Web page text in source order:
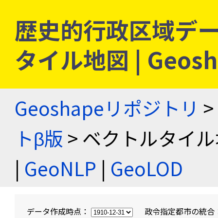
歴史的行政区域デ
タイル地図 |
Geoshapeリポジトリ >
トβ版 > ベクトルタイ
| GeoNLP | GeoLOD
データ作成時点： 政令指定都市の統